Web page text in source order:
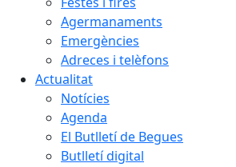
Agermanaments
Emergències
Adreces i telèfons
Actualitat
Notícies
Agenda
El Butlletí de Begues
Butlletí digital